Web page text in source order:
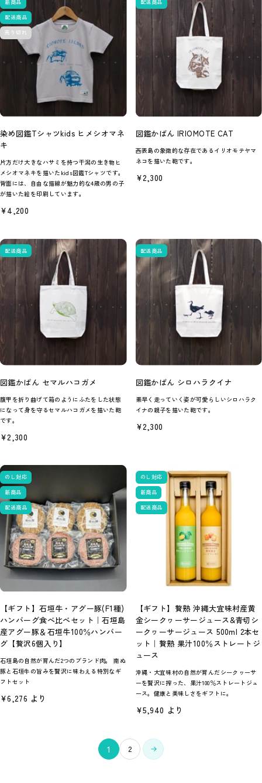
新商品
配送商品
売り切れ
染め図鑑Tシャツkids ヒメシオマネ
キ
片方だけ大きなハサミを持つ干潟の生き物ヒ
メシオマネキを描いたkids図鑑Tシャツです。
背面には、自由な描線が魅力的な4歳の男の子
が描いた絵を印刷しています。
セ
価
格
¥4,200
配送商品
図鑑かばん IRIOMOTE CAT
西表島の象徴的な存在であるイリオモテヤマ
ネコを描いた鞄です。
セ
¥2,300
配送商品
図鑑かばん セマルハコガメ
腹甲を折り曲げて箱のようにふたをした状態
になって身を守るセマルハコガメを描いた鞄
です。
セ
価
格
¥2,300
配送商品
図鑑かばん シロハラクイナ
素早く走っていく姿が可愛らしいシロハラク
イナの親子を描いた鞄です。
セ
¥2,300
のし対応
新商品
配送商品
【ギフト】石垣牛・アグー豚(F1種)
ハンバーグ食べ比べセット｜石垣島
産アグー豚＆石垣牛100％ハンバー
グ【贅沢6個入り】
石垣島の自然が育んだ2つのブランド肉。 南ぬ
豚と石垣牛の旨みを贅沢に味わえる特別なギ
フトセット
セ
¥6,276 より
のし対応
新商品
配送商品
【ギフト】贅熟 沖縄大宜味村産黄
金シークヮーサージュース&青切シ
ークヮーサージュース 500ml 2本セ
ット｜贅熟 果汁100％ストレートジ
ュース
沖縄・大宜味村の自然が育んだシークヮーサ
ーを贅沢に搾った、果汁100％ストレートジュ
ース。健康と美味しさをギフトに。
セ
格
¥5,940 より
1 2